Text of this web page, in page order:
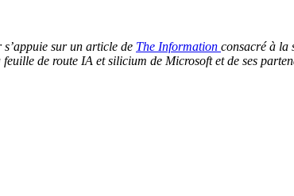
sur un article de The Information consacré à la
de route IA et silicium de Microsoft et de ses